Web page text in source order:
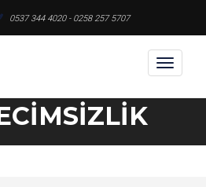
0537 344 4020 - 0258 257 5707
Toggle